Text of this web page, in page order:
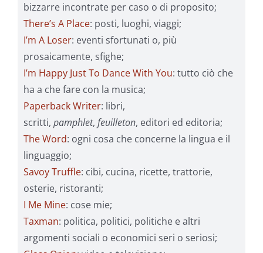
bizzarre incontrate per caso o di proposito;
There’s A Place: posti, luoghi, viaggi;
I’m A Loser: eventi sfortunati o, più
prosaicamente, sfighe;
I’m Happy Just To Dance With You: tutto ciò che
ha a che fare con la musica;
Paperback Writer: libri,
scritti, pamphlet, feuilleton, editori ed editoria;
The Word: ogni cosa che concerne la lingua e il
linguaggio;
Savoy Truffle: cibi, cucina, ricette, trattorie,
osterie, ristoranti;
I Me Mine: cose mie;
Taxman: politica, politici, politiche e altri
argomenti sociali o economici seri o seriosi;